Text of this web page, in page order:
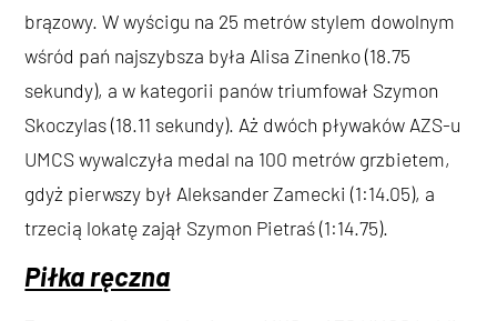
brązowy. W wyścigu na 25 metrów stylem dowolnym
wśród pań najszybsza była Alisa Zinenko (18.75
sekundy), a w kategorii panów triumfował Szymon
Skoczylas (18.11 sekundy). Aż dwóch pływaków AZS-u
UMCS wywalczyła medal na 100 metrów grzbietem,
gdyż pierwszy był Aleksander Zamecki (1:14.05), a
trzecią lokatę zajął Szymon Pietraś (1:14.75).
Piłka ręczna